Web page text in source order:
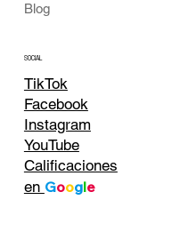
Blog
SOCIAL
TikTok
Facebook
Instagram
YouTube
Calificaciones
en Google